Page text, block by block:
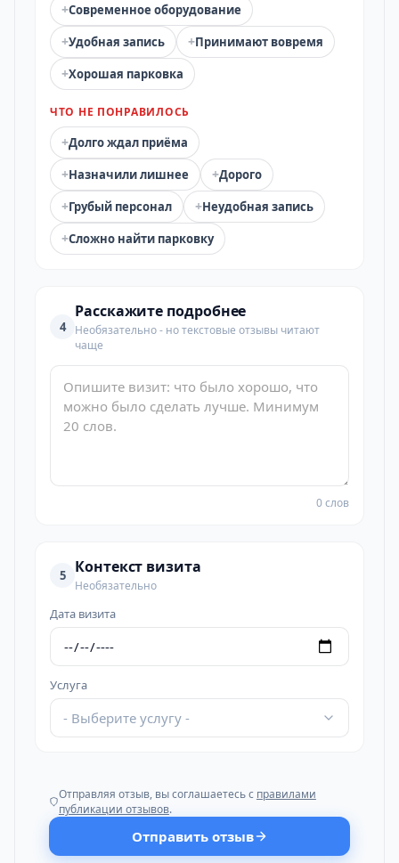
+Современное оборудование
+Удобная запись +Принимают вовремя
+Хорошая парковка
ЧТО НЕ ПОНРАВИЛОСЬ
+Долго ждал приёма
+Назначили лишнее +Дорого
+Грубый персонал +Неудобная запись
+Сложно найти парковку
4
Расскажите подробнее
Необязательно - но текстовые отзывы читают
чаще
0 слов
5 Контекст визита
Необязательно
Дата визита
Услуга
- Выберите услугу -
Отправляя отзыв, вы соглашаетесь с правилами
публикации отзывов.
Отправить отзыв